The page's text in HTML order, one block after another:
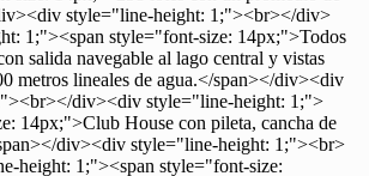
style="line-height: 1;"><br></div>
1;"><span style="font-size: 14px;">Todos
salida navegable al lago central y vistas
metros lineales de agua.</span></div><div
div><div style="line-height: 1;">
14px;">Club House con pileta, cancha de
div><div style="line-height: 1;"><br>
height: 1;"><span style="font-size: